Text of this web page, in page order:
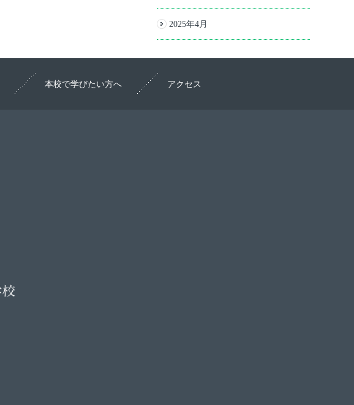
2025年4月
本校で学びたい方へ アクセス